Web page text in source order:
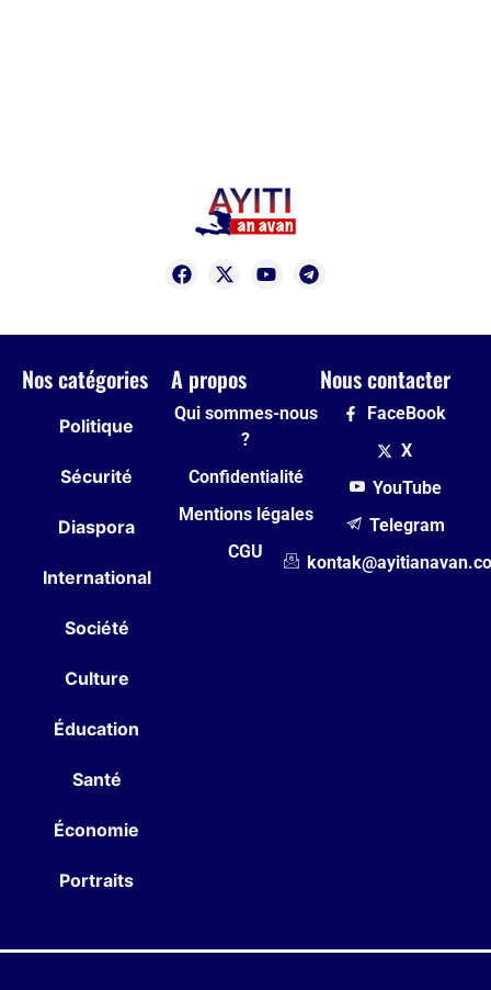
Nos catégories
Politique
Sécurité
Diaspora
International
Société
Culture
Éducation
Santé
Économie
Portraits
A propos
Qui sommes-nous
?
Confidentialité
Mentions légales
CGU
Nous contacter
FaceBook
X
YouTube
Telegram